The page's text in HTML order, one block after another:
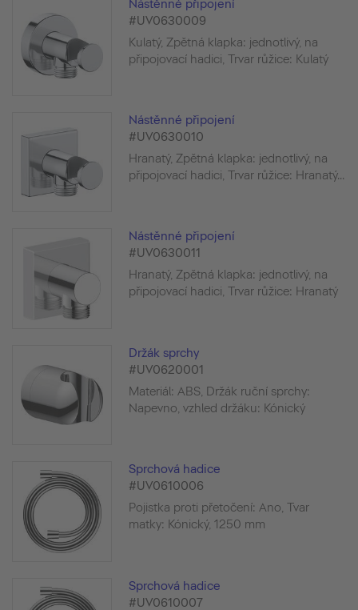
Nástěnné připojení
#UV0630009
Kulatý, Zpětná klapka: jednotlivý, na
připojovací hadici, Trvar růžice: Kulatý
Nástěnné připojení
#UV0630010
Hranatý, Zpětná klapka: jednotlivý, na
připojovací hadici, Trvar růžice: Hranatý...
Nástěnné připojení
#UV0630011
Hranatý, Zpětná klapka: jednotlivý, na
připojovací hadici, Trvar růžice: Hranatý
Držák sprchy
#UV0620001
Materiál: ABS, Držák ruční sprchy:
Napevno, vzhled držáku: Kónický
Sprchová hadice
#UV0610006
Pojistka proti přetočení: Ano, Tvar
matky: Kónický, 1250 mm
Sprchová hadice
#UV0610007